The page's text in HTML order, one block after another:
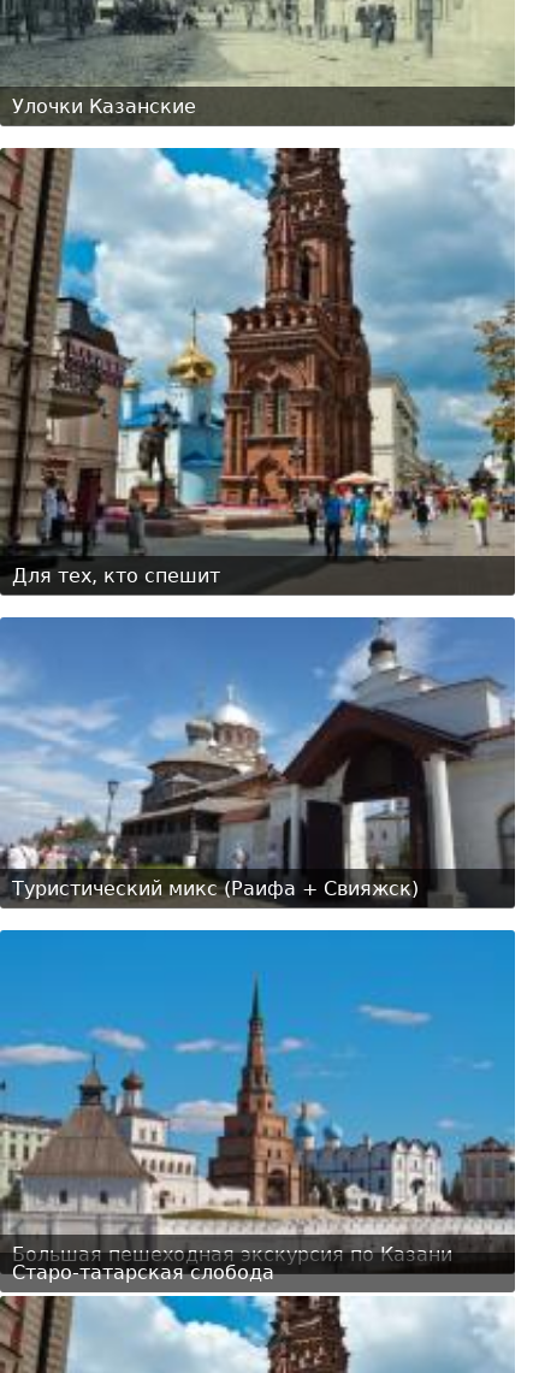
Улочки Казанские
Для тех, кто спешит
Туристический микс (Раифа + Свияжск)
Большая пешеходная экскурсия по Казани
Старо-татарская слобода